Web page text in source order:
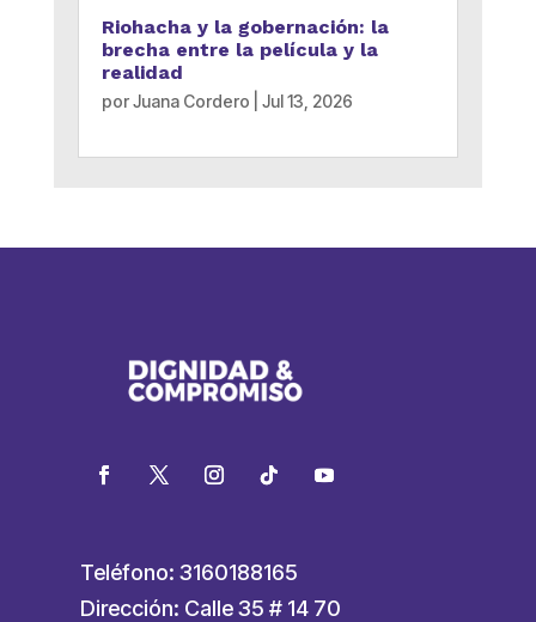
Riohacha y la gobernación: la
brecha entre la película y la
realidad
porJuana Cordero Jul 13, 2026
Teléfono: 3160188165
Dirección: Calle 35 # 14 70